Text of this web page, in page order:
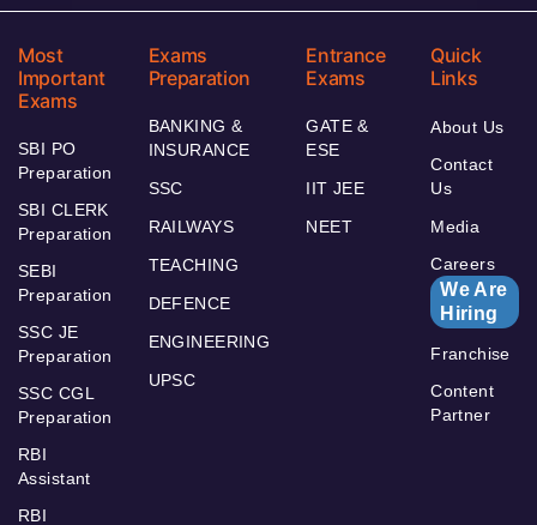
Most
Important
Exams
SBI PO
Preparation
SBI CLERK
Preparation
SEBI
Preparation
SSC JE
Preparation
SSC CGL
Preparation
RBI
Assistant
RBI
Exams
Preparation
BANKING &
INSURANCE
SSC
RAILWAYS
TEACHING
DEFENCE
ENGINEERING
UPSC
Entrance
Exams
GATE &
ESE
IIT JEE
NEET
Quick
Links
About Us
Contact
Us
Media
Careers
We Are
Hiring
Franchise
Content
Partner